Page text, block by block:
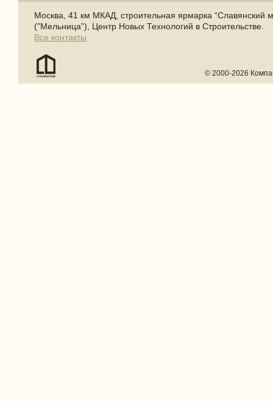
Москва, 41 км МКАД, строительная ярмарка “Славянский
(”Мельница”), Центр Новых Технологий в Строительстве.
Все контакты
© 2000-2026